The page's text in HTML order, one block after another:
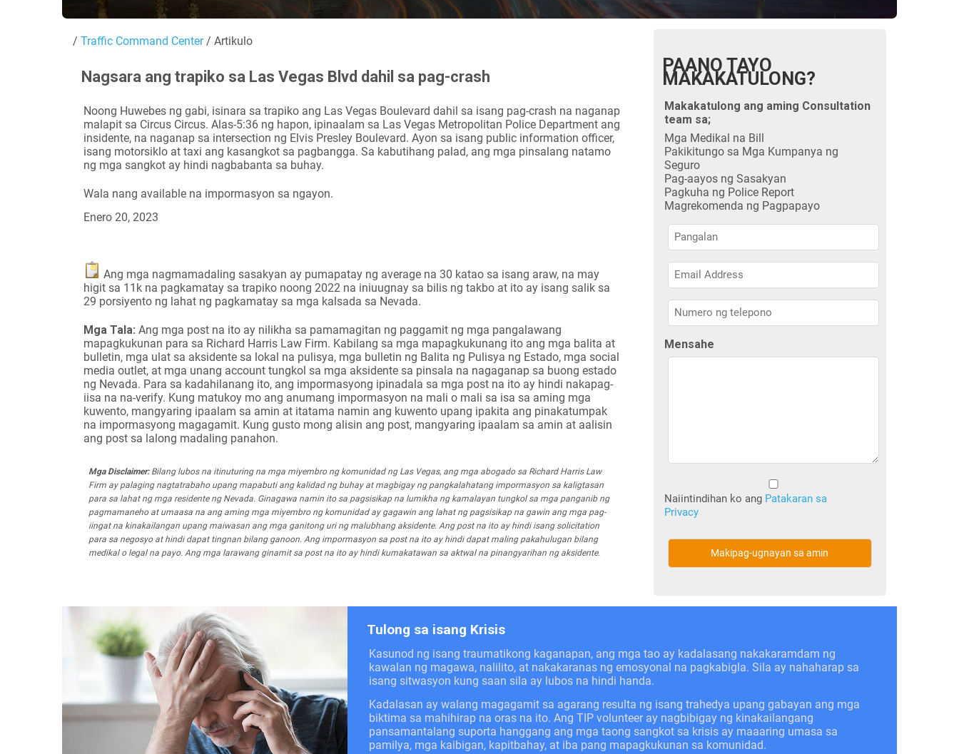
/ Traffic Command Center/ Artikulo
Nagsara ang trapiko sa Las Vegas Blvd dahil sa pag-crash
Noong Huwebes ng gabi, isinara sa trapiko ang Las Vegas Boulevard dahil sa isang pag-crash na naganap
malapit sa Circus Circus. Alas-5:36 ng hapon, ipinaalam sa Las Vegas Metropolitan Police Department ang
insidente, na naganap sa intersection ng Elvis Presley Boulevard. Ayon sa isang public information officer,
isang motorsiklo at taxi ang kasangkot sa pagbangga. Sa kabutihang palad, ang mga pinsalang natamo
ng mga sangkot ay hindi nagbabanta sa buhay.
Wala nang available na impormasyon sa ngayon.
Enero 20, 2023
Ang mga nagmamadaling sasakyan ay pumapatay ng average na 30 katao sa isang araw, na may
higit sa 11k na pagkamatay sa trapiko noong 2022 na iniuugnay sa bilis ng takbo at ito ay isang salik sa
29 porsiyento ng lahat ng pagkamatay sa mga kalsada sa Nevada.
Mga Tala: Ang mga post na ito ay nilikha sa pamamagitan ng paggamit ng mga pangalawang
mapagkukunan para sa Richard Harris Law Firm. Kabilang sa mga mapagkukunang ito ang mga balita at
bulletin, mga ulat sa aksidente sa lokal na pulisya, mga bulletin ng Balita ng Pulisya ng Estado, mga social
media outlet, at mga unang account tungkol sa mga aksidente sa pinsala na nagaganap sa buong estado
ng Nevada. Para sa kadahilanang ito, ang impormasyong ipinadala sa mga post na ito ay hindi nakapag-
iisa na na-verify. Kung matukoy mo ang anumang impormasyon na mali o mali sa isa sa aming mga
kuwento, mangyaring ipaalam sa amin at itatama namin ang kuwento upang ipakita ang pinakatumpak
na impormasyong magagamit. Kung gusto mong alisin ang post, mangyaring ipaalam sa amin at aalisin
ang post sa lalong madaling panahon.
Mga Disclaimer:Bilang lubos na itinuturing na mga miyembro ng komunidad ng Las Vegas, ang mga abogado sa Richard Harris Law
Firm ay palaging nagtatrabaho upang mapabuti ang kalidad ng buhay at magbigay ng pangkalahatang impormasyon sa kaligtasan
para sa lahat ng mga residente ng Nevada. Ginagawa namin ito sa pagsisikap na lumikha ng kamalayan tungkol sa mga panganib ng
pagmamaneho at umaasa na ang aming mga miyembro ng komunidad ay gagawin ang lahat ng pagsisikap na gawin ang mga pag-
iingat na kinakailangan upang maiwasan ang mga ganitong uri ng malubhang aksidente. Ang post na ito ay hindi isang solicitation
para sa negosyo at hindi dapat tingnan bilang ganoon. Ang impormasyon sa post na ito ay hindi dapat maling pakahulugan bilang
medikal o legal na payo. Ang mga larawang ginamit sa post na ito ay hindi kumakatawan sa aktwal na pinangyarihan ng aksidente.
PAANO TAYO
MAKAKATULONG?
Makakatulong ang aming Consultation
team sa;
Mga Medikal na Bill
Pakikitungo sa Mga Kumpanya ng
Seguro
Pag-aayos ng Sasakyan
Pagkuha ng Police Report
Magrekomenda ng Pagpapayo
Pangalan
Pangalan
Pangalan
Mensahe
Pamagat
(Kinakailangan)
Naiintindihan ko ang Patakaran sa
Privacy
Tulong sa isang Krisis
Kasunod ng isang traumatikong kaganapan, ang mga tao ay kadalasang nakakaramdam ng
kawalan ng magawa, nalilito, at nakakaranas ng emosyonal na pagkabigla. Sila ay nahaharap sa
isang sitwasyon kung saan sila ay lubos na hindi handa.
Kadalasan ay walang magagamit sa agarang resulta ng isang trahedya upang gabayan ang mga
biktima sa mahihirap na oras na ito. Ang TIP volunteer ay nagbibigay ng kinakailangang
pansamantalang suporta hanggang ang mga taong sangkot sa krisis ay maaaring umasa sa
pamilya, mga kaibigan, kapitbahay, at iba pang mapagkukunan sa komunidad.